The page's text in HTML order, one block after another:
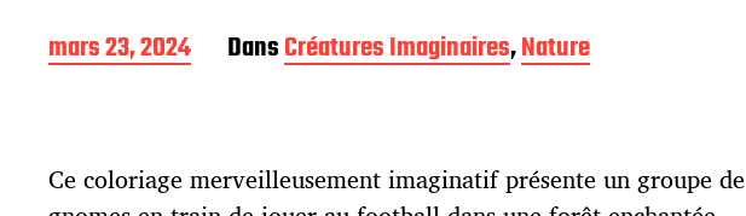
D
a
e
mars 23, 2024 DansCréatures Imaginaires,Nature
Ce coloriage merveilleusement imaginatif présente un groupe de